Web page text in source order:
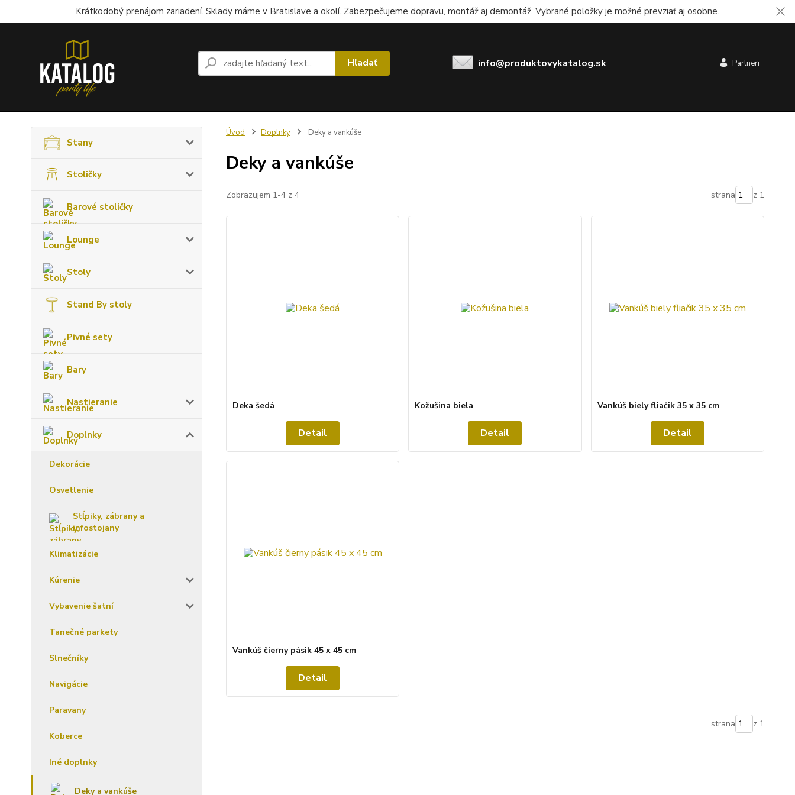
Krátkodobý prenájom zariadení. Sklady máme v Bratislave a okolí. Zabezpečujeme dopravu, montáž aj demontáž. Vybrané položky je možné prevziať aj osobne.
Partneri
Hľadať info@produktovykatalog.sk
Stany
Stoličky
Barové stoličky
Lounge
Stoly
Stand By stoly
Pivné sety
Bary
Nastieranie
Doplnky
Dekorácie
Osvetlenie
Stĺpiky, zábrany a
infostojany
Klimatizácie
Kúrenie
Vybavenie šatní
Tanečné parkety
Slnečníky
Navigácie
Paravany
Koberce
Iné doplnky
Deky a vankúše
Úvod Doplnky Deky a vankúše
Deky a vankúše
Zobrazujem 1-4 z 4 strana z 1
Deka šedá
Detail
Kožušina biela
Detail
Vankúš biely fliačik 35 x 35 cm
Detail
Vankúš čierny pásik 45 x 45 cm
Detail
strana z 1